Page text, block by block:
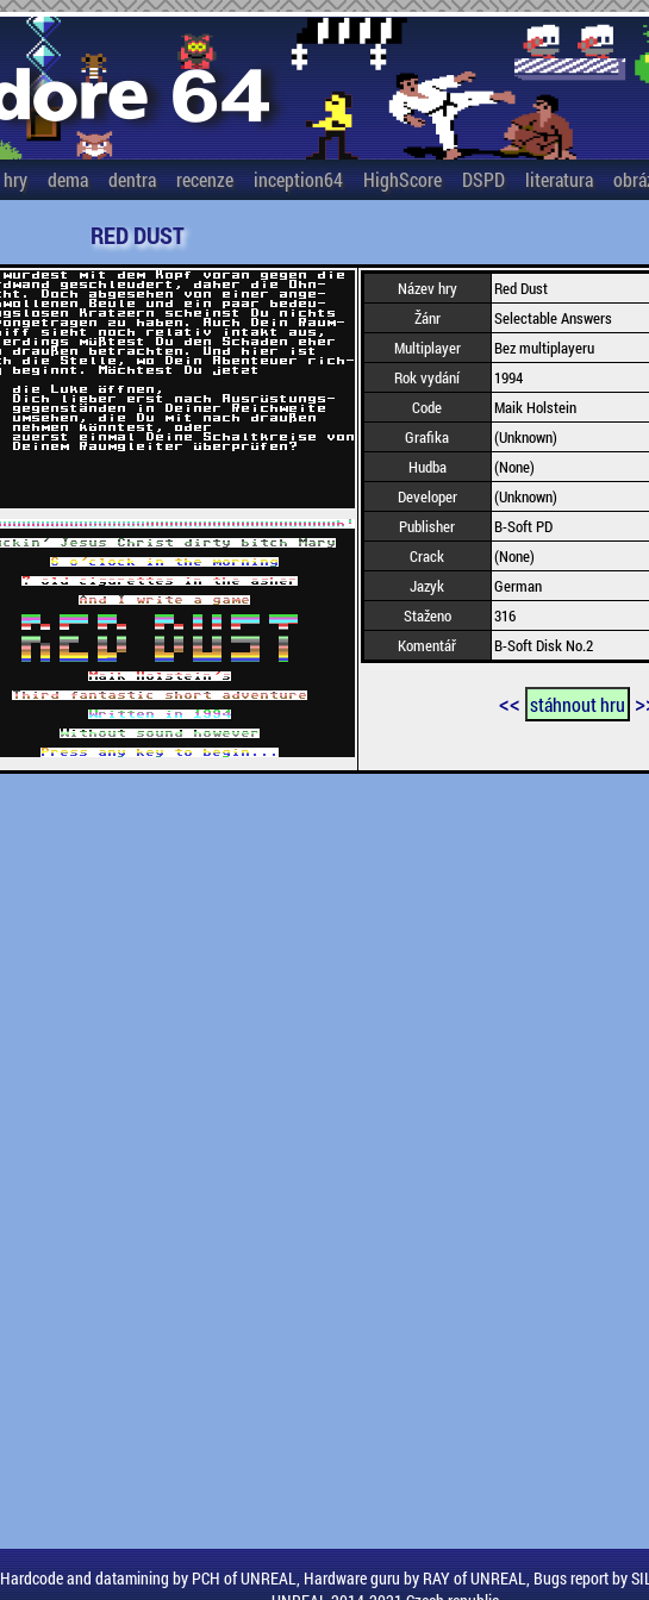
hry dema dentra recenze inception64 HighScore DSPD literatura
RED DUST
Název hry
Red Dust
Žánr
Selectable Answers
Multiplayer
Bez multiplayeru
Rok vydání
1994
Code
Maik Holstein
Grafika
(Unknown)
Hudba
(None)
Developer
(Unknown)
Publisher
B-Soft PD
Crack
(None)
Jazyk
German
Staženo
316
Komentář
B-Soft Disk No.2
<< stáhnout hru
Hardcode and datamining by PCH of UNREAL, Hardware guru by RAY of UNREAL, Bugs report by